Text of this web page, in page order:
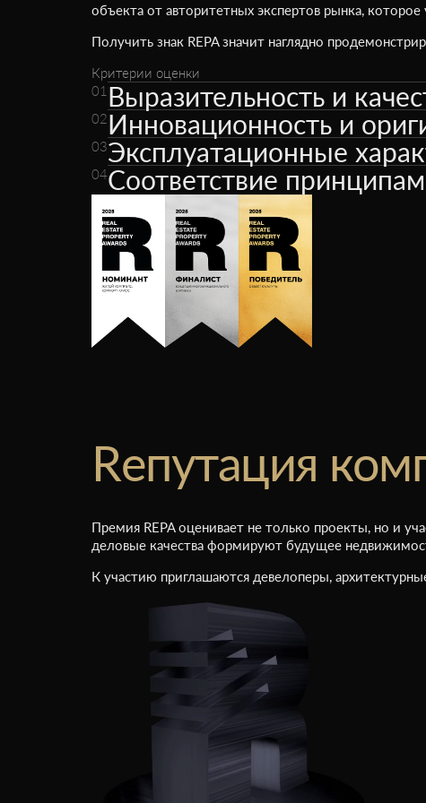
объекта от авторитетных экспертов рынка,
Получить знак REPA значит наглядно
Критерии оценки
01 Выразительность и
02Инновационность и
03Эксплуатационные
04Соответствие
Rепутация
Премия REPA оценивает не только проекты, но и
деловые качества формируют будущее
К участию приглашаются девелоперы,